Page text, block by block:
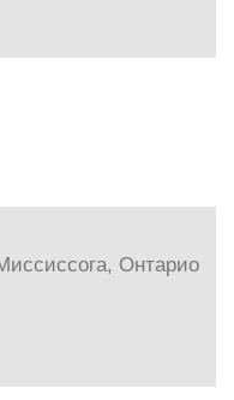
Онтарио